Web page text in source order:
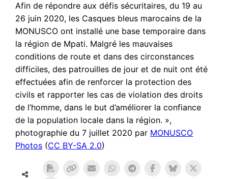
Afin de répondre aux défis sécuritaires, du 19 au
26 juin 2020, les Casques bleus marocains de la
MONUSCO ont installé une base temporaire dans
la région de Mpati. Malgré les mauvaises
conditions de route et dans des circonstances
difficiles, des patrouilles de jour et de nuit ont été
effectuées afin de renforcer la protection des
civils et rapporter les cas de violation des droits
de l’homme, dans le but d’améliorer la confiance
de la population locale dans la région. »,
photographie du 7 juillet 2020 par MONUSCO
Photos (CC BY-SA 2.0)